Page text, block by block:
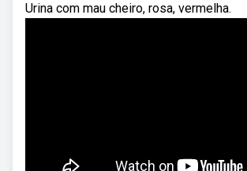
Urina com mau cheiro, rosa, vermelha.